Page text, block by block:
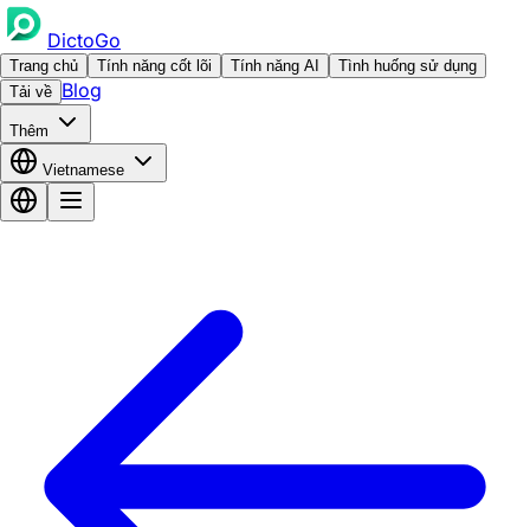
DictoGo
Trang chủ Tính năng cốt lõi Tính năng AI
Tình huống sử dụng
Tải về Blog
Thêm
Vietnamese